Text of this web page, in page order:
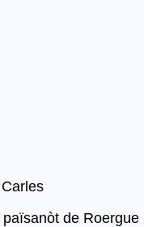
païsanòt de Roergue